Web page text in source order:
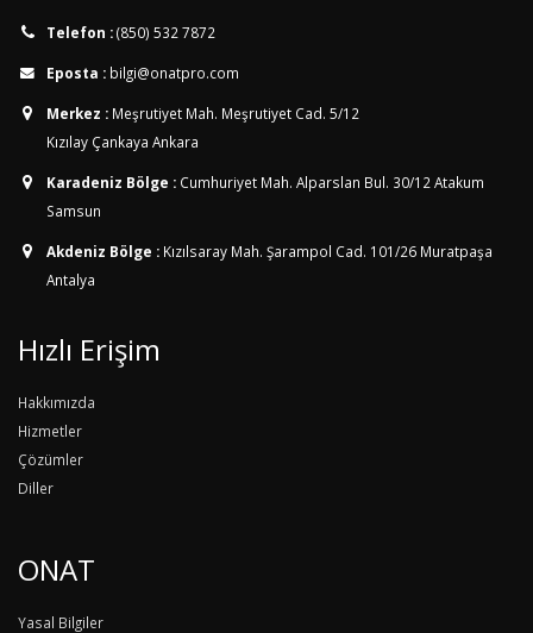
Telefon :(850) 532 7872
Eposta : bilgi@onatpro.com
Merkez : Meşrutiyet Mah. Meşrutiyet Cad. 5/12
Kızılay Çankaya Ankara
Karadeniz Bölge : Cumhuriyet Mah. Alparslan Bul. 30/12 Atakum
Samsun
Akdeniz Bölge : Kızılsaray Mah. Şarampol Cad. 101/26 Muratpaşa
Antalya
Hızlı Erişim
Hakkımızda
Hizmetler
Çözümler
Diller
ONAT
Yasal Bilgiler